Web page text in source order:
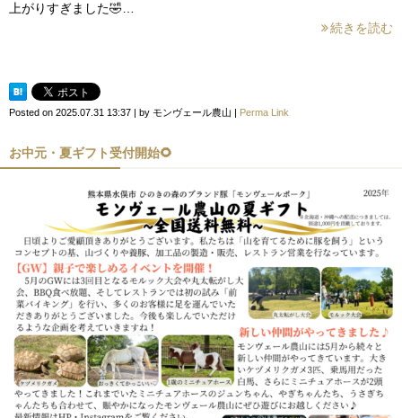
上がりすぎました🤣…
続きを読む
Posted on 2025.07.31 13:37 by モンヴェール農山 Perma Link
お中元・夏ギフト受付開始🌻